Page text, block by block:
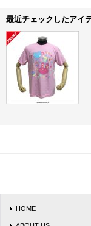
最近チェックしたアイ
HOME